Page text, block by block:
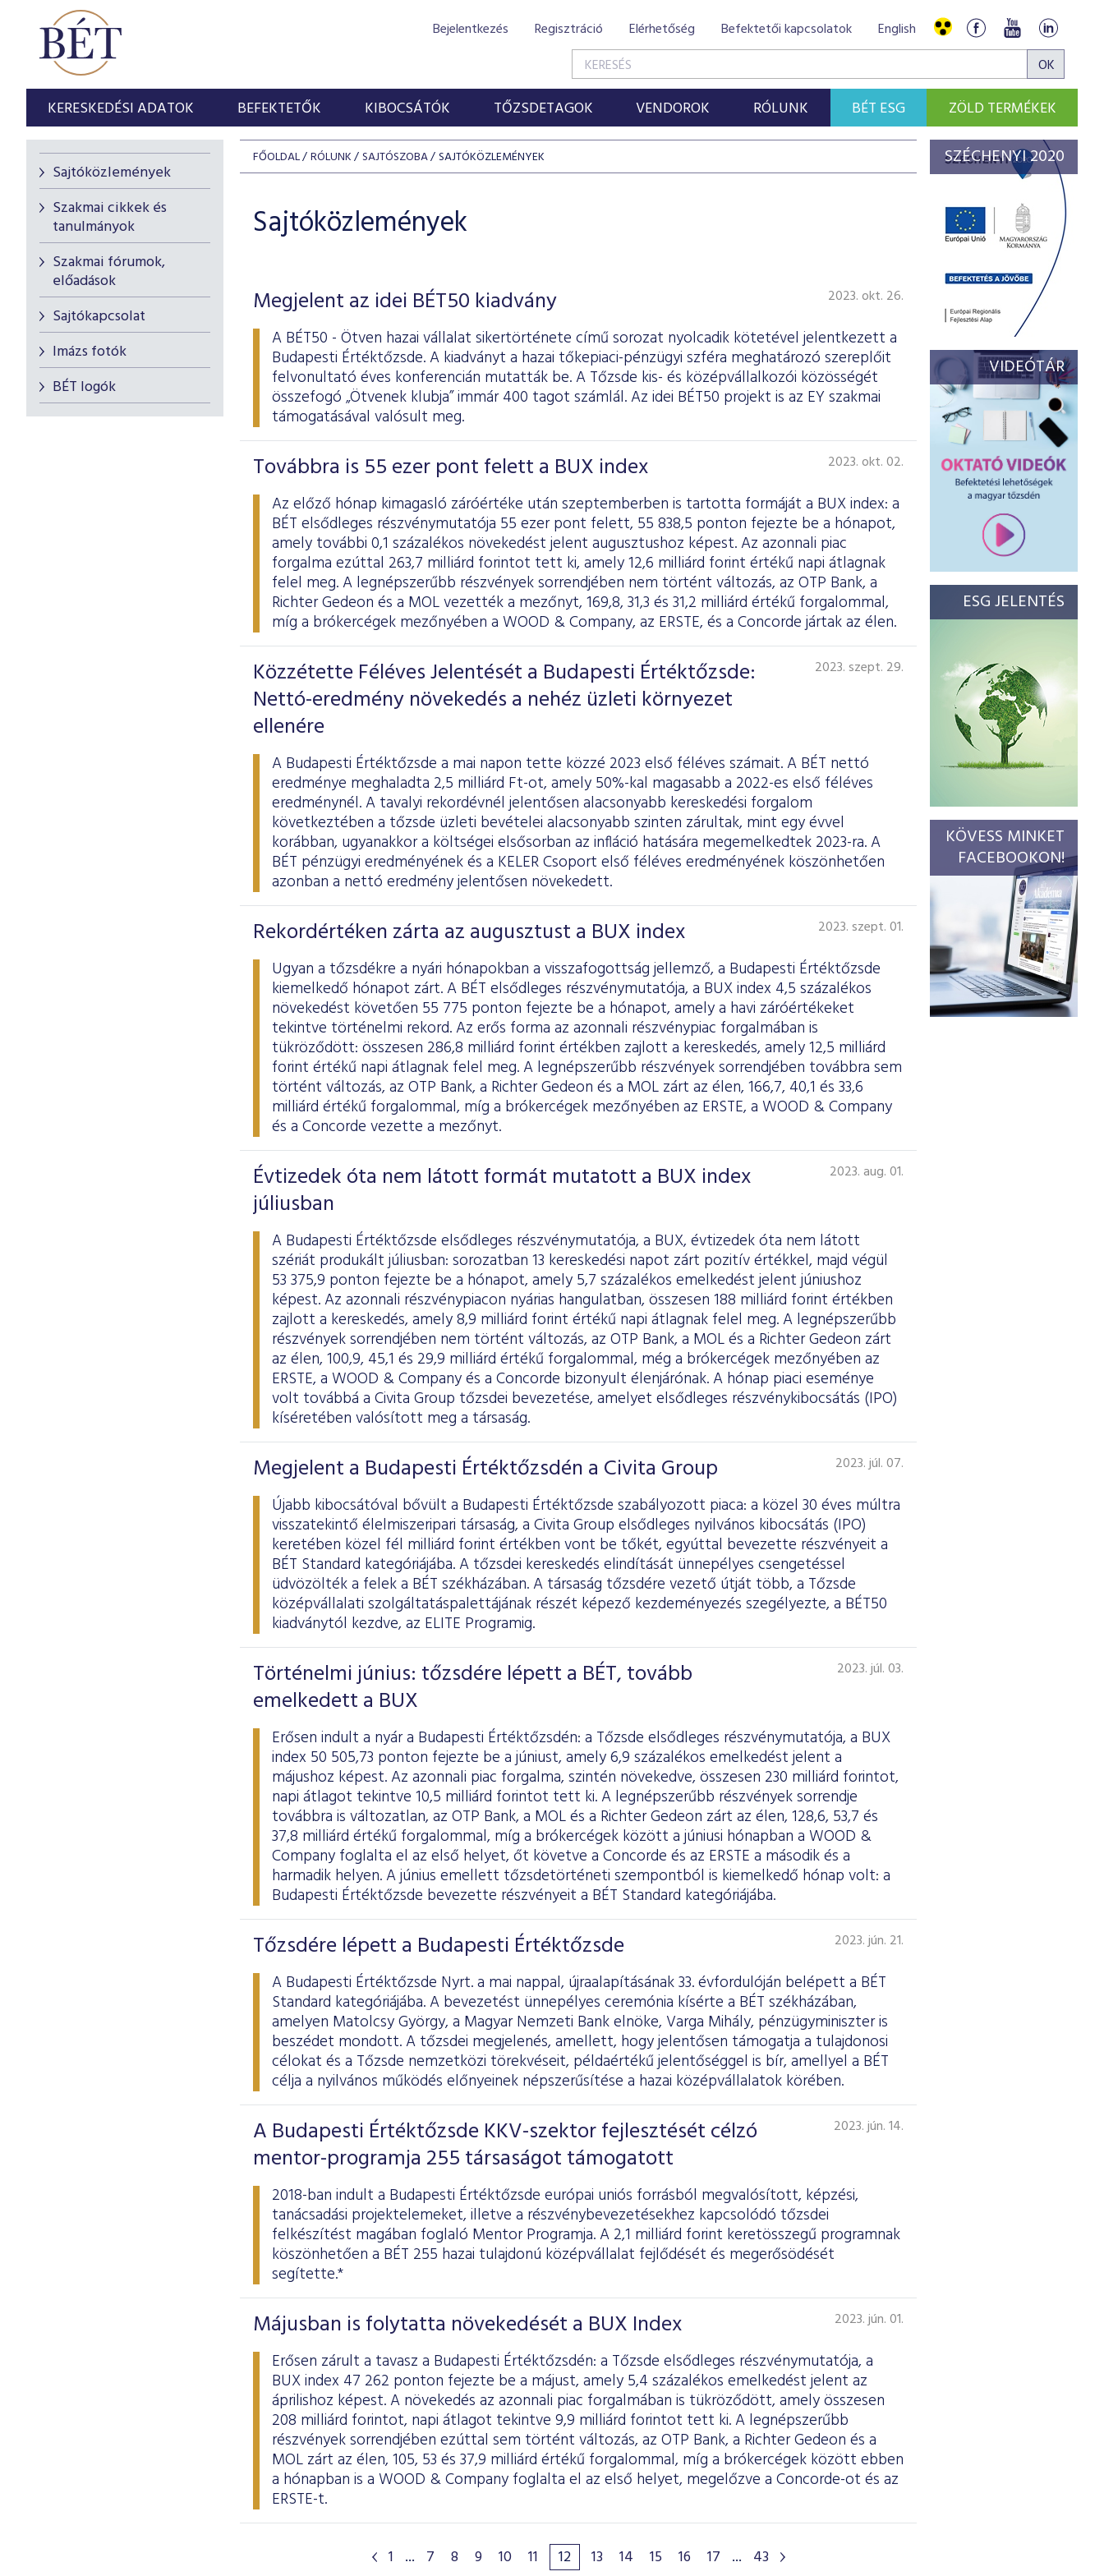
Bejelentkezés Regisztráció Elérhetőség Befektetői kapcsolatok English
KERESKEDÉSI ADATOK BEFEKTETŐK KIBOCSÁTÓK TŐZSDETAGOK VENDOROK RÓLUNK BÉT ESG ZÖLD TERMÉKEK
Sajtóközlemények
Szakmai cikkek és
tanulmányok
Szakmai fórumok,
előadások
Sajtókapcsolat
Imázs fotók
BÉT logók
FŐOLDAL RÓLUNK SAJTÓSZOBA SAJTÓKÖZLEMÉNYEK
Sajtóközlemények
Megjelent az idei BÉT50 kiadvány 2023. okt. 26.
A BÉT50 - Ötven hazai vállalat sikertörténete című sorozat nyolcadik kötetével jelentkezett a
Budapesti Értéktőzsde. A kiadványt a hazai tőkepiaci-pénzügyi szféra meghatározó szereplőit
felvonultató éves konferencián mutatták be. A Tőzsde kis- és középvállalkozói közösségét
összefogó „Ötvenek klubja” immár 400 tagot számlál. Az idei BÉT50 projekt is az EY szakmai
támogatásával valósult meg.
Továbbra is 55 ezer pont felett a BUX index 2023. okt. 02.
Az előző hónap kimagasló záróértéke után szeptemberben is tartotta formáját a BUX index: a
BÉT elsődleges részvénymutatója 55 ezer pont felett, 55 838,5 ponton fejezte be a hónapot,
amely további 0,1 százalékos növekedést jelent augusztushoz képest. Az azonnali piac
forgalma ezúttal 263,7 milliárd forintot tett ki, amely 12,6 milliárd forint értékű napi átlagnak
felel meg. A legnépszerűbb részvények sorrendjében nem történt változás, az OTP Bank, a
Richter Gedeon és a MOL vezették a mezőnyt, 169,8, 31,3 és 31,2 milliárd értékű forgalommal,
míg a brókercégek mezőnyében a WOOD & Company, az ERSTE, és a Concorde jártak az élen.
Közzétette Féléves Jelentését a Budapesti Értéktőzsde:
Nettó-eredmény növekedés a nehéz üzleti környezet
ellenére
2023. szept. 29.
A Budapesti Értéktőzsde a mai napon tette közzé 2023 első féléves számait. A BÉT nettó
eredménye meghaladta 2,5 milliárd Ft-ot, amely 50%-kal magasabb a 2022-es első féléves
eredménynél. A tavalyi rekordévnél jelentősen alacsonyabb kereskedési forgalom
következtében a tőzsde üzleti bevételei alacsonyabb szinten zárultak, mint egy évvel
korábban, ugyanakkor a költségei elsősorban az infláció hatására megemelkedtek 2023-ra. A
BÉT pénzügyi eredményének és a KELER Csoport első féléves eredményének köszönhetően
azonban a nettó eredmény jelentősen növekedett.
Rekordértéken zárta az augusztust a BUX index 2023. szept. 01.
Ugyan a tőzsdékre a nyári hónapokban a visszafogottság jellemző, a Budapesti Értéktőzsde
kiemelkedő hónapot zárt. A BÉT elsődleges részvénymutatója, a BUX index 4,5 százalékos
növekedést követően 55 775 ponton fejezte be a hónapot, amely a havi záróértékeket
tekintve történelmi rekord. Az erős forma az azonnali részvénypiac forgalmában is
tükröződött: összesen 286,8 milliárd forint értékben zajlott a kereskedés, amely 12,5 milliárd
forint értékű napi átlagnak felel meg. A legnépszerűbb részvények sorrendjében továbbra sem
történt változás, az OTP Bank, a Richter Gedeon és a MOL zárt az élen, 166,7, 40,1 és 33,6
milliárd értékű forgalommal, míg a brókercégek mezőnyében az ERSTE, a WOOD & Company
és a Concorde vezette a mezőnyt.
Évtizedek óta nem látott formát mutatott a BUX index
júliusban
2023. aug. 01.
A Budapesti Értéktőzsde elsődleges részvénymutatója, a BUX, évtizedek óta nem látott
szériát produkált júliusban: sorozatban 13 kereskedési napot zárt pozitív értékkel, majd végül
53 375,9 ponton fejezte be a hónapot, amely 5,7 százalékos emelkedést jelent júniushoz
képest. Az azonnali részvénypiacon nyárias hangulatban, összesen 188 milliárd forint értékben
zajlott a kereskedés, amely 8,9 milliárd forint értékű napi átlagnak felel meg. A legnépszerűbb
részvények sorrendjében nem történt változás, az OTP Bank, a MOL és a Richter Gedeon zárt
az élen, 100,9, 45,1 és 29,9 milliárd értékű forgalommal, még a brókercégek mezőnyében az
ERSTE, a WOOD & Company és a Concorde bizonyult élenjárónak. A hónap piaci eseménye
volt továbbá a Civita Group tőzsdei bevezetése, amelyet elsődleges részvénykibocsátás (IPO)
kíséretében valósított meg a társaság.
Megjelent a Budapesti Értéktőzsdén a Civita Group 2023. júl. 07.
Újabb kibocsátóval bővült a Budapesti Értéktőzsde szabályozott piaca: a közel 30 éves múltra
visszatekintő élelmiszeripari társaság, a Civita Group elsődleges nyilvános kibocsátás (IPO)
keretében közel fél milliárd forint értékben vont be tőkét, egyúttal bevezette részvényeit a
BÉT Standard kategóriájába. A tőzsdei kereskedés elindítását ünnepélyes csengetéssel
üdvözölték a felek a BÉT székházában. A társaság tőzsdére vezető útját több, a Tőzsde
középvállalati szolgáltatáspalettájának részét képező kezdeményezés szegélyezte, a BÉT50
kiadványtól kezdve, az ELITE Programig.
Történelmi június: tőzsdére lépett a BÉT, tovább
emelkedett a BUX
2023. júl. 03.
Erősen indult a nyár a Budapesti Értéktőzsdén: a Tőzsde elsődleges részvénymutatója, a BUX
index 50 505,73 ponton fejezte be a júniust, amely 6,9 százalékos emelkedést jelent a
májushoz képest. Az azonnali piac forgalma, szintén növekedve, összesen 230 milliárd forintot,
napi átlagot tekintve 10,5 milliárd forintot tett ki. A legnépszerűbb részvények sorrendje
továbbra is változatlan, az OTP Bank, a MOL és a Richter Gedeon zárt az élen, 128,6, 53,7 és
37,8 milliárd értékű forgalommal, míg a brókercégek között a júniusi hónapban a WOOD &
Company foglalta el az első helyet, őt követve a Concorde és az ERSTE a második és a
harmadik helyen. A június emellett tőzsdetörténeti szempontból is kiemelkedő hónap volt: a
Budapesti Értéktőzsde bevezette részvényeit a BÉT Standard kategóriájába.
Tőzsdére lépett a Budapesti Értéktőzsde 2023. jún. 21.
A Budapesti Értéktőzsde Nyrt. a mai nappal, újraalapításának 33. évfordulóján belépett a BÉT
Standard kategóriájába. A bevezetést ünnepélyes ceremónia kísérte a BÉT székházában,
amelyen Matolcsy György, a Magyar Nemzeti Bank elnöke, Varga Mihály, pénzügyminiszter is
beszédet mondott. A tőzsdei megjelenés, amellett, hogy jelentősen támogatja a tulajdonosi
célokat és a Tőzsde nemzetközi törekvéseit, példaértékű jelentőséggel is bír, amellyel a BÉT
célja a nyilvános működés előnyeinek népszerűsítése a hazai középvállalatok körében.
A Budapesti Értéktőzsde KKV-szektor fejlesztését célzó
mentor-programja 255 társaságot támogatott
2023. jún. 14.
2018-ban indult a Budapesti Értéktőzsde európai uniós forrásból megvalósított, képzési,
tanácsadási projektelemeket, illetve a részvénybevezetésekhez kapcsolódó tőzsdei
felkészítést magában foglaló Mentor Programja. A 2,1 milliárd forint keretösszegű programnak
köszönhetően a BÉT 255 hazai tulajdonú középvállalat fejlődését és megerősödését
segítette.*
Májusban is folytatta növekedését a BUX Index 2023. jún. 01.
Erősen zárult a tavasz a Budapesti Értéktőzsdén: a Tőzsde elsődleges részvénymutatója, a
BUX index 47 262 ponton fejezte be a májust, amely 5,4 százalékos emelkedést jelent az
áprilishoz képest. A növekedés az azonnali piac forgalmában is tükröződött, amely összesen
208 milliárd forintot, napi átlagot tekintve 9,9 milliárd forintot tett ki. A legnépszerűbb
részvények sorrendjében ezúttal sem történt változás, az OTP Bank, a Richter Gedeon és a
MOL zárt az élen, 105, 53 és 37,9 milliárd értékű forgalommal, míg a brókercégek között ebben
a hónapban is a WOOD & Company foglalta el az első helyet, megelőzve a Concorde-ot és az
ERSTE-t.
1 ... 7 8 9 10 11 12 13 14 15 16 17 ... 43
SZÉCHENYI 2020
VIDEÓTÁR
ESG JELENTÉS
KÖVESS MINKET
FACEBOOKON!